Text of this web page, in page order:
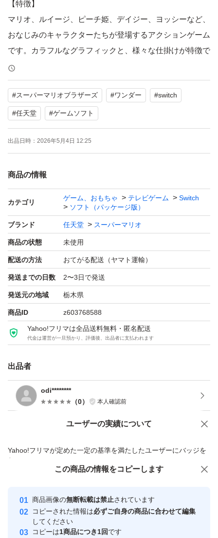
【特徴】
マリオ、ルイージ、ピーチ姫、デイジー、ヨッシーなど、
おなじみのキャラクターたちが登場するアクションゲーム
です。カラフルなグラフィックと、様々な仕掛けが特徴で
す。
【表記・型番】
CERO A
よろしくお願いいたします。
#スーパーマリオブラザーズ #ワンダー #switch
#任天堂 #ゲームソフト
出品日時： 2026年5月4日 12:25
商品の情報
カテゴリ
ゲーム、おもちゃ テレビゲーム
Switch
ソフト（パッケージ版）
ブランド 任天堂 スーパーマリオ
商品の状態 未使用
配送の方法 おてがる配送（ヤマト運輸）
発送までの日数 2〜3日で発送
発送元の地域 栃木県
商品ID z603768588
Yahoo!フリマは全品送料無料・匿名配送
代金は運営が一旦預かり、評価後、出品者に支払われます
出品者
odi********
（0） 本人確認前
ユーザーの実績について
Yahoo!フリマが定めた一定の基準を満たしたユーザーにバッジを
付与しています
安心取引出品者
心・安全なユーザーです
取引実績
価格の相談 商品への質問
この商品の情報をコピーします
商品画像の無断転載は禁止されています
コピーされた情報は必ずご自身の商品に合わせて編集
してください
コピーは1商品につき1回です
この商品をみている人にオススメ